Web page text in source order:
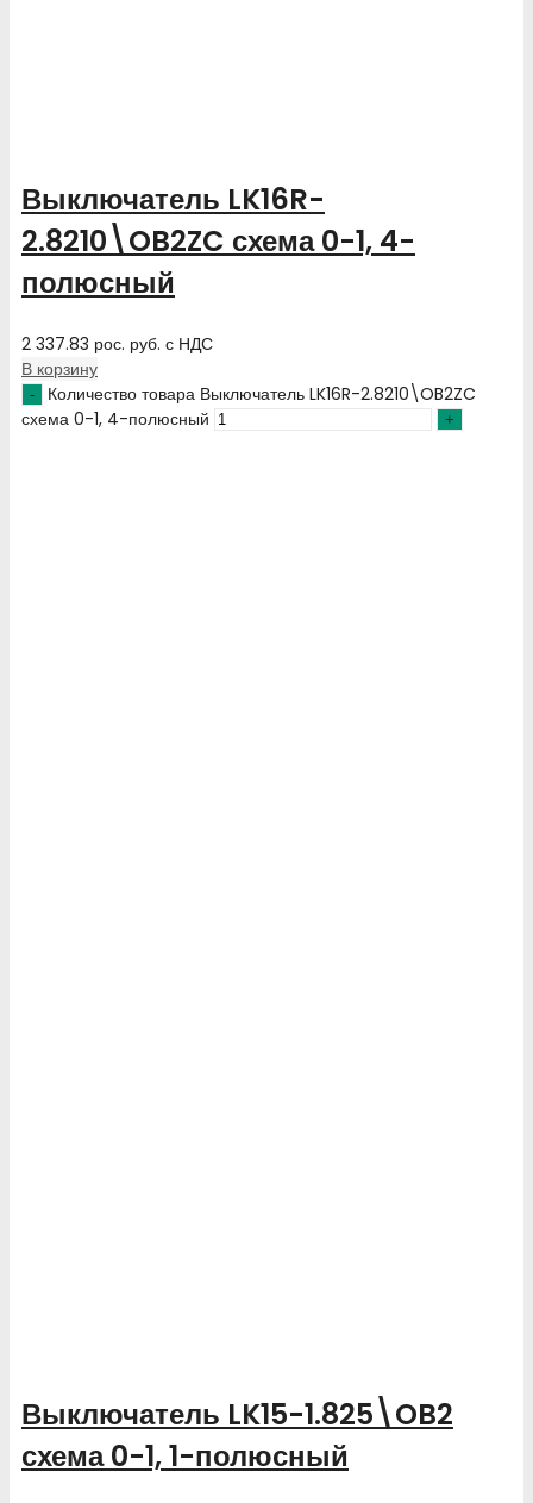
Выключатель LK16R-
2.8210\OB2ZC схема 0-1, 4-
полюсный
2 337.83 рос. руб. с НДС
В корзину
Количество товара Выключатель LK16R-2.8210\OB2ZC
схема 0-1, 4-полюсный
Выключатель LK15-1.825\OB2
схема 0-1, 1-полюсный